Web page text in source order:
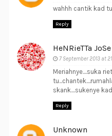
wahhh cantik kad
Reply
HeNRieTTa JoSe
7 September 2013 at
Meriahnye....suka
skank....sukenye
Reply
Unknown